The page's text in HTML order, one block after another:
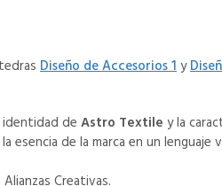
Diseño de Accesorios 1y
de Astro Textile y la
esencia de la marca en un
Creativas.